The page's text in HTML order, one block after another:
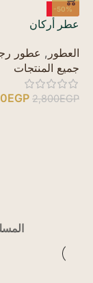
-50%
عطر أركان
العطور , عطور
جميع المنتجات
2,800EGP
EGP